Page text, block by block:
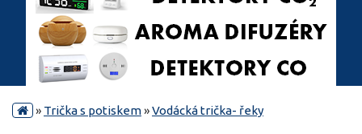
» Trička s potiskem»Vodácká trička- řeky